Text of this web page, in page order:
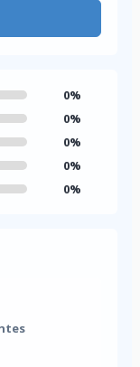
0%
0%
0%
0%
0%